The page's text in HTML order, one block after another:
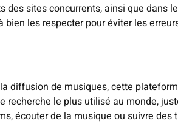
sites concurrents, ainsi que dans
bien les respecter pour éviter les
diffusion de musiques, cette
recherche le plus utilisé au monde,
écouter de la musique ou suivre des